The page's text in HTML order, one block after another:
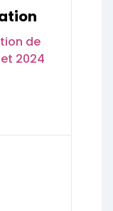
de
2024